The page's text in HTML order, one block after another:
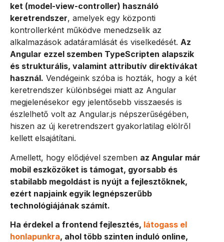
ket (model-view-controller) használó
keretrendszer, amelyek egy központi
kontrollerként működve menedzselik az
alkalmazások adatáramlását és viselkedését. Az
Angular ezzel szemben TypeScripten alapszik
és strukturális, valamint attributív direktívákat
használ. Vendégeink szóba is hozták, hogy a két
keretrendszer különbségei miatt az Angular
megjelenésekor egy jelentősebb visszaesés is
észlelhető volt az Angular.js népszerűségében,
hiszen az új keretrendszert gyakorlatilag elölről
kellett elsajátítani.
Amellett, hogy elődjével szemben az Angular már
mobil eszközöket is támogat, gyorsabb és
stabilabb megoldást is nyújt a fejlesztőknek,
ezért napjaink egyik legnépszerűbb
technológiájának számít.
Ha érdekel a frontend fejlesztés, látogass el
honlapunkra, ahol több szinten induló online,